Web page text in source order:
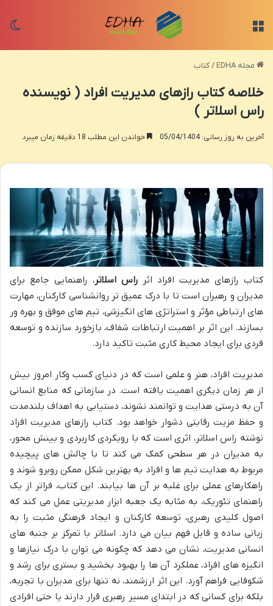
مجله EDHA /کتاب
خلاصه کتاب رازهای مدیریت افراد ( نویسنده
راس اسلاتر )
آخرین به روز رسانی: 05/04/1404 خواندن این مطلب 18 دقیقه زمان میبرد
کتاب رازهای مدیریت افراد اثر راس اسلاتر، راهنمایی جامع برای
مدیران و رهبران است تا با درک عمیق تر روانشناسی کارکنان، مهارت
های ارتباطی مؤثر و استراتژی های انگیزشی، تیم های موفق و بهره ور
بسازند. این اثر بر اهمیت ارتباطات شفاف، بازخورد سازنده و توسعه
فردی برای ایجاد محیط کاری مثبت تاکید دارد.
مدیریت افراد، هنر و علمی است که در دنیای کسب وکار امروز بیش
از هر زمان دیگری اهمیت یافته است. در سازمانی که منابع انسانی
آن به درستی هدایت و توانمند نشوند، دستیابی به اهداف بلندمدت
و حفظ مزیت رقابتی دشوار خواهد بود. کتاب رازهای مدیریت افراد
نوشته راس اسلاتر، اثری است که با رویکردی کاربردی و بینش محور،
به مدیران در هر سطحی کمک می کند تا با چالش های پیچیده
مربوط به هدایت تیم ها و افراد به بهترین شکل ممکن روبرو شوند و
راهکارهای عملی برای غلبه بر آن ها بیابند. این کتاب، فراتر از یک
راهنمای تئوریک، به مثابه یک جعبه ابزار مدیریتی عمل می کند که
اصول کلیدی رهبری، توسعه کارکنان و ایجاد فرهنگی مثبت را به
زبانی ساده و قابل فهم بیان می دارد. اسلاتر با تمرکز بر جنبه های
انسانی مدیریت، نشان می دهد که چگونه می توان با درک نیازها و
انگیزه های افراد، عملکرد آن ها را بهبود بخشید و بستری برای رشد و
شکوفایی فراهم آورد. این اثر ارزشمند، نه تنها برای مدیران با تجربه،
بلکه برای کسانی که در ابتدای مسیر رهبری قرار دارند یا حتی افرادی